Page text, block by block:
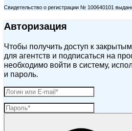
Свидетельство о регистрации № 100640101
Авторизация
Чтобы получить доступ к
для агентств и подписаться на
необходимо войти в систему,
и пароль.